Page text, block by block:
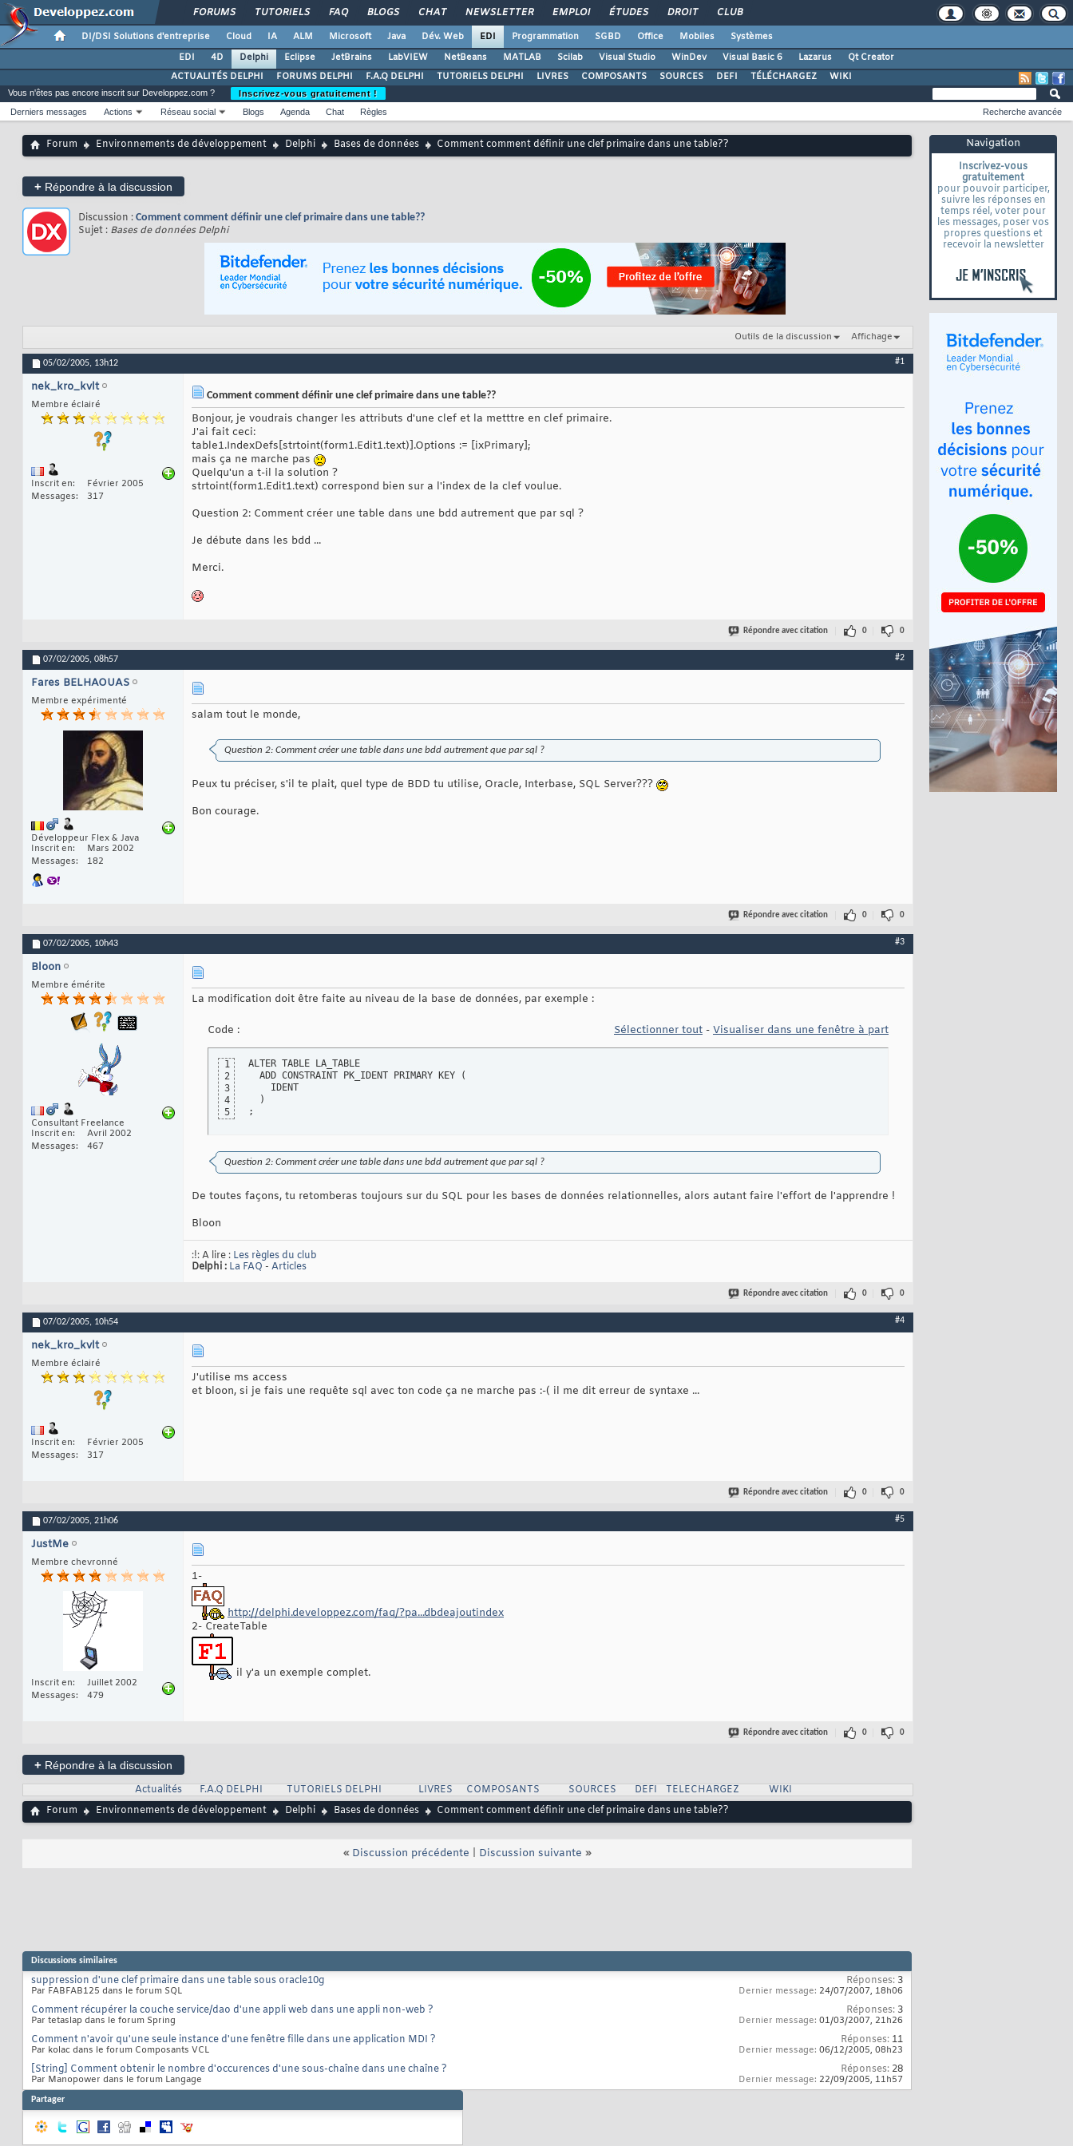
FORUMS TUTORIELS FAQ BLOGS CHAT NEWSLETTER EMPLOI ÉTUDES DROIT CLUB
DI/DSI Solutions d'entreprise Cloud IA ALM Microsoft Java Dév. Web EDI Programmation SGBD Office Mobiles
Systèmes
EDI
4D Delphi Eclipse JetBrains LabVIEW NetBeans MATLAB Scilab Visual Studio WinDev Visual Basic 6 Lazarus
Qt Creator
ACTUALITÉS DELPHI
FORUMS DELPHI F.A.Q DELPHI TUTORIELS DELPHI LIVRES COMPOSANTS SOURCES DEFI TÉLÉCHARGEZ WIKI
Navigation
Inscrivez-vous
gratuitement
pour pouvoir participer,
suivre les réponses en
temps réel, voter pour
les messages, poser vos
propres questions et
recevoir la newsletter
Vous n'êtes pas encore inscrit sur Developpez.com ?
Inscrivez-vous gratuitement !
Derniers messages
Actions Réseau social Blogs Agenda Chat Règles Recherche avancée
Forum Environnements de développement Delphi Bases de données Comment comment définir une clef primaire dans une table??
+ Répondre à la discussion
Discussion : Comment comment définir une clef primaire dans une table??
Sujet : Bases de données Delphi
Outils de la discussion Affichage
05/02/2005, 13h12 #1
nek_kro_kvlt
Membre éclairé
Inscrit en
Février 2005
Messages
317
Comment comment définir une clef primaire dans une table??
Bonjour, je voudrais changer les attributs d'une clef et la metttre en clef primaire.
J'ai fait ceci:
table1.IndexDefs[strtoint(form1.Edit1.text)].Options := [ixPrimary];
mais ça ne marche pas
Quelqu'un a t-il la solution ?
strtoint(form1.Edit1.text) correspond bien sur a l'index de la clef voulue.
Question 2: Comment créer une table dans une bdd autrement que par sql ?
Je débute dans les bdd ...
Merci.
Répondre avec citation 0 0
07/02/2005, 08h57 #2
Fares BELHAOUAS
Membre expérimenté
Développeur Flex & Java
Inscrit en
Mars 2002
Messages
182
salam tout le monde,
Question 2: Comment créer une table dans une bdd autrement que par sql ?
Peux tu préciser, s'il te plait, quel type de BDD tu utilise, Oracle, Interbase, SQL Server???
Bon courage.
Répondre avec citation 0 0
07/02/2005, 10h43 #3
Bloon
Membre émérite
Consultant Freelance
Inscrit en
Avril 2002
Messages
467
La modification doit être faite au niveau de la base de données, par exemple :
Code : Sélectionner tout - Visualiser dans une fenêtre à part
1
2
3
4
5
ALTER TABLE LA_TABLE
  ADD CONSTRAINT PK_IDENT PRIMARY KEY
(
    IDENT
)
;
Question 2: Comment créer une table dans une bdd autrement que par sql ?
De toutes façons, tu retomberas toujours sur du SQL pour les bases de données relationnelles, alors autant faire l'effort de l'apprendre !
Bloon
:!: A lire : Les règles du club
Delphi : La FAQ - Articles
Répondre avec citation 0 0
07/02/2005, 10h54 #4
nek_kro_kvlt
Membre éclairé
Inscrit en
Février 2005
Messages
317
J'utilise ms access
et bloon, si je fais une requête sql avec ton code ça ne marche pas :-( il me dit erreur de syntaxe ...
Répondre avec citation 0 0
07/02/2005, 21h06 #5
JustMe
Membre chevronné
Inscrit en
Juillet 2002
Messages
479
1-
http://delphi.developpez.com/faq/?pa...dbdeajoutindex
2- CreateTable
il y'a un exemple complet.
Répondre avec citation 0 0
+ Répondre à la discussion
Actualités
F.A.Q DELPHI TUTORIELS DELPHI LIVRES COMPOSANTS SOURCES DEFI TELECHARGEZ
WIKI
Forum
Environnements de développement Delphi Bases de données Comment comment définir une clef primaire dans une table??
« Discussion précédente Discussion suivante »
Discussions similaires
suppression d'une clef primaire dans une table sous oracle10g
Par FABFAB125 dans le forum SQL
Réponses: 3
Dernier message: 24/07/2007, 18h06
Comment récupérer la couche service/dao d'une appli web dans une appli non-web ?
Par tetaslap dans le forum Spring
Réponses: 3
Dernier message: 01/03/2007, 21h26
Comment n'avoir qu'une seule instance d'une fenêtre fille dans une application MDI ?
Par kolac dans le forum Composants VCL
Réponses: 11
Dernier message: 06/12/2005, 08h23
[String] Comment obtenir le nombre d'occurences d'une sous-chaîne dans une chaîne ?
Par Manopower dans le forum Langage
Réponses: 28
Dernier message: 22/09/2005, 11h57
Partager